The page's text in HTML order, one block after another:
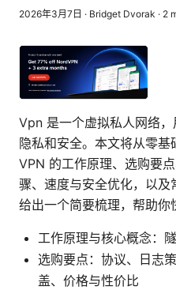
2026年3月7日 · Bridget Dvorak · 2
Vpn 是一个虚拟私人网络
隐私和安全。本文将从零
VPN 的工作原理、选购要
骤、速度与安全优化，以
给出一个简要梳理，帮助你
工作原理与核心概念：
选购要点：协议、日志
盖、价格与性价比